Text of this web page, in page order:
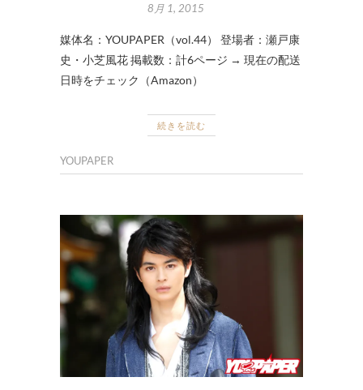
8月 1, 2015
媒体名：YOUPAPER（vol.44） 登場者：瀬戸康
史・小芝風花 掲載数：計6ページ → 現在の配送
日時をチェック（Amazon）
続きを読む
YOUPAPER